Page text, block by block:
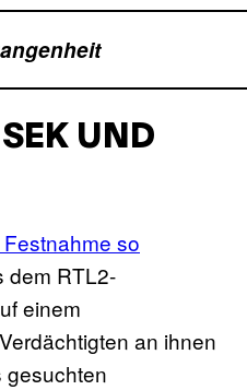
UND
so
dem RTL2-
einem
an ihnen
gesuchten